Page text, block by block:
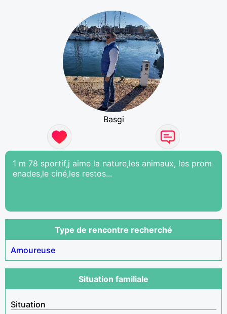
Basgi
1 m 78 sportif,j aime la nature,les animaux, les prom
enades,le ciné,les restos...
Type de rencontre recherché
Amoureuse
Situation familiale
Situation